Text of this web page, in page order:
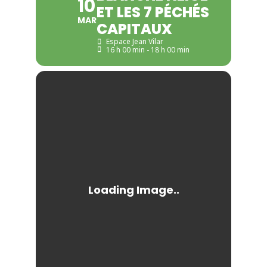
10
MARET LES 7 PÉCHÉS
CAPITAUX
Espace Jean Vilar
16 h 00 min - 18 h 00 min